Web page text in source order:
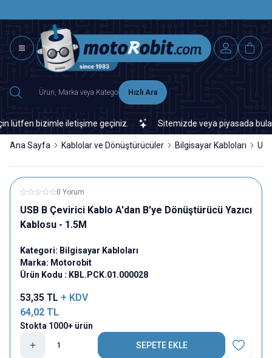
Hızlı Ara
bizimle iletişime geçiniz. Sitemizde veya piyasada
Ana Sayfa Kablolar ve Dönüştürücüler Bilgisayar Kabloları
0 Yorum
USB B Çevirici Kablo A'dan B'ye Dönüştürücü Yazıcı
Kablosu - 1.5M
Kategori: Bilgisayar Kabloları
Marka: Motorobit
Ürün Kodu : KBL.PCK.01.000028
53,35 TL + KDV
64,02 TL
Stokta 1000+ ürün
SEPETE EKLE
Favoriye